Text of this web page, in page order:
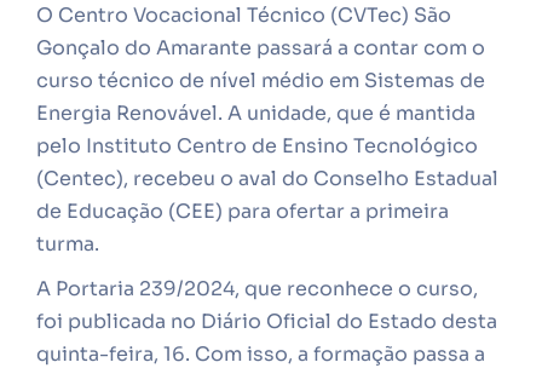
O Centro Vocacional Técnico (CVTec) São
Gonçalo do Amarante passará a contar com o
curso técnico de nível médio em Sistemas de
Energia Renovável. A unidade, que é mantida
pelo Instituto Centro de Ensino Tecnológico
(Centec), recebeu o aval do Conselho Estadual
de Educação (CEE) para ofertar a primeira
turma.
A Portaria 239/2024, que reconhece o curso,
foi publicada no Diário Oficial do Estado desta
quinta-feira, 16. Com isso, a formação passa a